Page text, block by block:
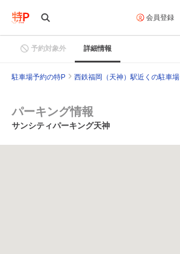
会員登録
予約対象外 詳細情報
駐車場予約の特P 西鉄福岡（天神）駅近くの駐車場
パーキング情報
サンシティパーキング天神